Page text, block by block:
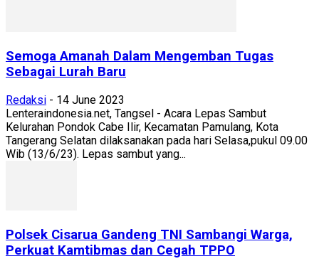
Semoga Amanah Dalam Mengemban Tugas
Sebagai Lurah Baru
Redaksi - 14 June 2023
Lenteraindonesia.net, Tangsel - Acara Lepas Sambut
Kelurahan Pondok Cabe Ilir, Kecamatan Pamulang, Kota
Tangerang Selatan dilaksanakan pada hari Selasa,pukul 09.00
Wib (13/6/23). Lepas sambut yang...
Polsek Cisarua Gandeng TNI Sambangi Warga,
Perkuat Kamtibmas dan Cegah TPPO